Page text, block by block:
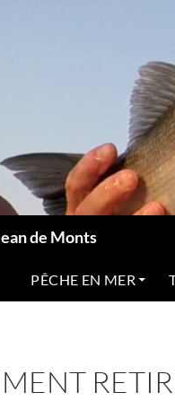
de Monts
PÊCHE EN MER